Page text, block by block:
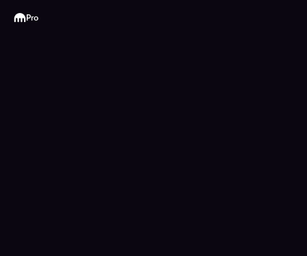
Kraken
Pro